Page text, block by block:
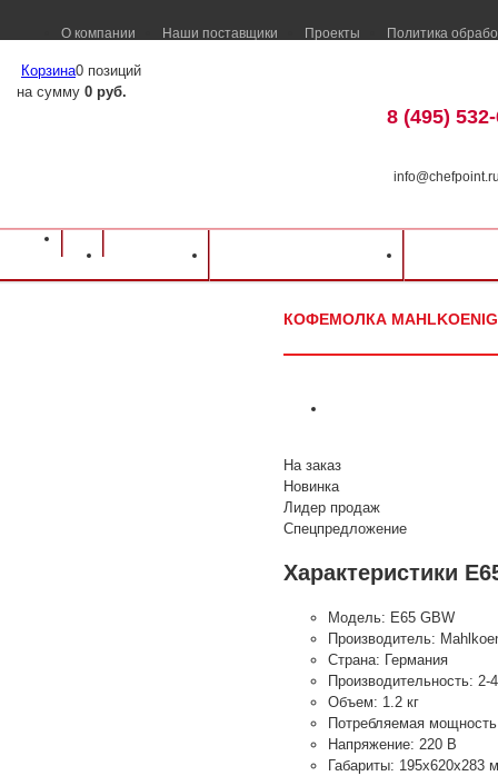
О компании Наши поставщики Проекты Политика
Корзина0 позиций
на сумму 0 руб.
8 (495)
Оборудование для ресторанов и кафе
КОФЕМОЛКА
На заказ
Новинка
Лидер продаж
Спецпредложение
Характеристики
Модель: E65 GBW
Производитель:
Страна: Германия
Производительность: 2-
Объем: 1.2 кг
Потребляемая
Напряжение: 220 В
Габариты: 195х620х283